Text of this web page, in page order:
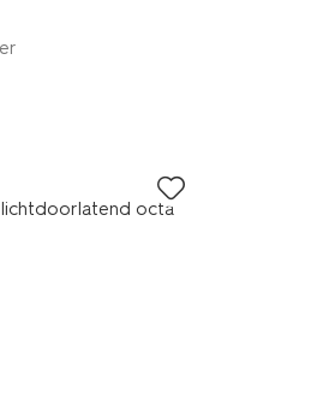
octa